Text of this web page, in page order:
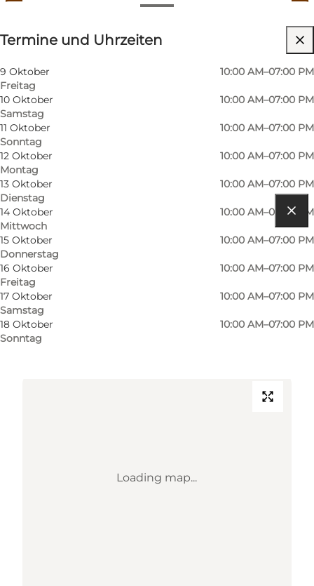
Termine und Uhrzeiten
Termine und Uhrzeiten
9 Oktober
Freitag
10:00 AM–07:00 PM
10 Oktober
Samstag
10:00 AM–07:00 PM
11 Oktober
Sonntag
10:00 AM–07:00 PM
12 Oktober
Montag
10:00 AM–07:00 PM
13 Oktober
Dienstag
10:00 AM–07:00 PM
14 Oktober
Mittwoch
10:00 AM–07:00 PM
15 Oktober
Donnerstag
10:00 AM–07:00 PM
16 Oktober
Freitag
10:00 AM–07:00 PM
17 Oktober
Samstag
10:00 AM–07:00 PM
18 Oktober
Sonntag
10:00 AM–07:00 PM
Website besuchen
Mir selbst, Mein Partner, Freunde, Kinder
Route anzeigen
Torvet 2B
Loading map...